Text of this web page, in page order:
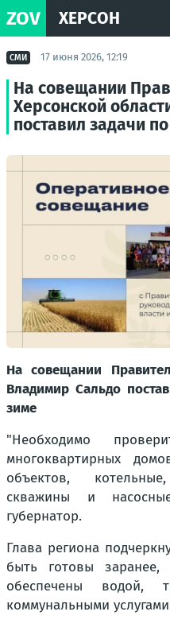
ZOV ХЕРСОН
СМИ 17 июня 2026, 12:19
На совещании
Херсонской
поставил задачи
На совещании
Владимир Сальдо
зиме
"Необходимо
многоквартирных
объектов,
скважины и
губернатор.
Глава региона
быть готовы
обеспечены водой,
коммунальными